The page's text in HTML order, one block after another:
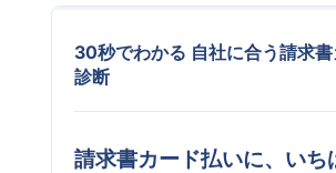
30秒でわかる 自社に合う請求
診断
請求書カード払いに、いち